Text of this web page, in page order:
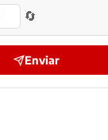
🔄
Enviar